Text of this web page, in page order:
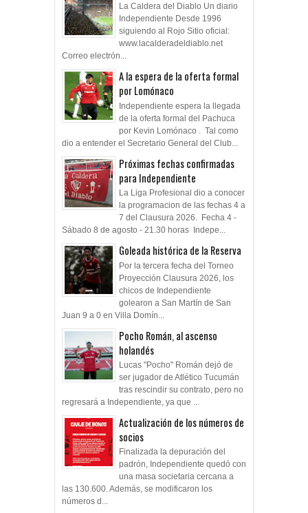
La Caldera del Diablo Un diario
Independiente Desde 1996
siguiendo al Rojo Sitio oficial:
www.lacalderadeldiablo.net
Correo electrón...
A la espera de la oferta formal
por Lomónaco
Independiente espera la llegada
de la oferta formal del Pachuca
por Kevin Lomónaco . Tal como
dio a entender el Secretario General del Club...
Próximas fechas confirmadas
para Independiente
La Liga Profesional dio a conocer
la programacion de las fechas 4 a
7 del Clausura 2026. Fecha 4 -
Sábado 8 de agosto - 21.30 horas Indepe...
Goleada histórica de la Reserva
Por la tercera fecha del Torneo
Proyección Clausura 2026, los
chicos de Independiente
golearon a San Martín de San
Juan 9 a 0 en Villa Domín...
Pocho Román, al ascenso
holandés
Lucas "Pocho" Román dejó de
ser jugador de Atlético Tucumán
tras rescindir su contrato, pero no
regresará a Independiente, ya que ...
Actualización de los números de
socios
Finalizada la depuración del
padrón, Independiente quedó con
una masa societaria cercana a
las 130.600. Además, se modificaron los
números d...